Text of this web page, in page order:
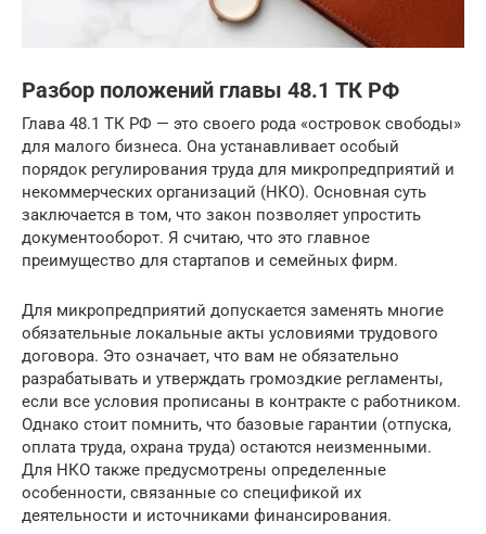
Разбор положений главы 48.1 ТК РФ
Глава 48.1 ТК РФ — это своего рода «островок свободы»
для малого бизнеса. Она устанавливает особый
порядок регулирования труда для микропредприятий и
некоммерческих организаций (НКО). Основная суть
заключается в том, что закон позволяет упростить
документооборот. Я считаю, что это главное
преимущество для стартапов и семейных фирм.
Для микропредприятий допускается заменять многие
обязательные локальные акты условиями трудового
договора. Это означает, что вам не обязательно
разрабатывать и утверждать громоздкие регламенты,
если все условия прописаны в контракте с работником.
Однако стоит помнить, что базовые гарантии (отпуска,
оплата труда, охрана труда) остаются неизменными.
Для НКО также предусмотрены определенные
особенности, связанные со спецификой их
деятельности и источниками финансирования.